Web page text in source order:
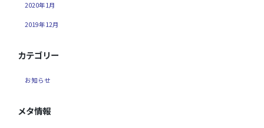
2020年1月
2019年12月
カテゴリー
お知らせ
メタ情報